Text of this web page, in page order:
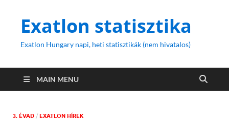
Exatlon statisztika
Exatlon Hungary napi, heti statisztikák (nem hivatalos)
MAIN MENU
3. ÉVAD / EXATLON HÍREK